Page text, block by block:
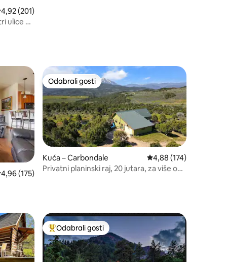
ocjena: 4,92/5, recenzija: 201
4,92 (201)
ulice od
ocjena: 4,96/5, recenzija: 175
4,96 (175)
Odabrali gosti
Odabrali gosti
Kuća – Carbondale Prosječna ocjena:
4,88 (174)
Privatni planinski raj, 20 jutara, za više od
„Odabrali gosti”Među najviše rangiranima s oznakom „Odabrali gosti”
Odabrali gosti